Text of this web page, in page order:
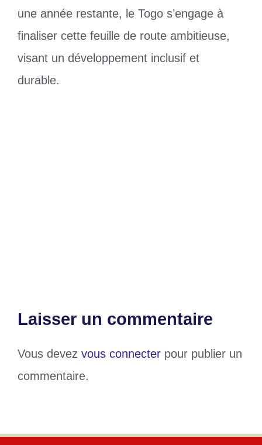
une année restante, le Togo s’engage à
finaliser cette feuille de route ambitieuse,
visant un développement inclusif et
durable.
Laisser un commentaire
Vous devez vous connecter pour publier un
commentaire.